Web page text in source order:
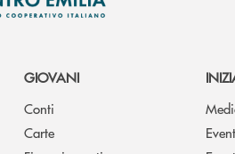
GIOVANI
Conti
Carte